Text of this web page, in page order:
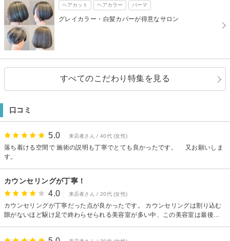
ヘアカット ヘアカラー パーマ
グレイカラー・白髪カバーが得意なサロン
すべてのこだわり特集を見る
口コミ
5.0 来店者さん / 40代 (女性)
落ち着ける空間で 施術の説明も丁寧でとても良かったです。 又お願いしま
す。
カウンセリングが丁寧！
4.0 来店者さん / 20代 (女性)
カウンセリングが丁寧だった点が良かったです。 カウンセリングは割り込む
隙がないほど駆け足で終わらせられる美容室が多い中、この美容室は最後の